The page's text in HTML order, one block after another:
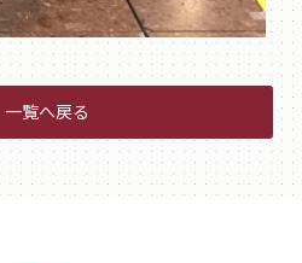
一覧へ戻る